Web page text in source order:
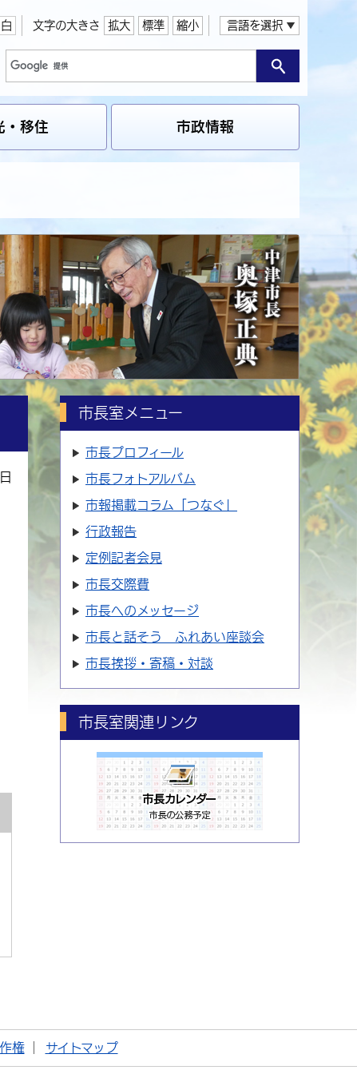
白 文字の大きさ 拡大 標準 縮小 言語を選択
・移住 市政情報
市長室メニュー
市長プロフィール
市長フォトアルバム
市報掲載コラム「つなぐ」
行政報告
定例記者会見
市長交際費
市長へのメッセージ
市長と話そう ふれあい座談会
市長挨拶・寄稿・対談
市長室関連リンク
権 サイトマップ